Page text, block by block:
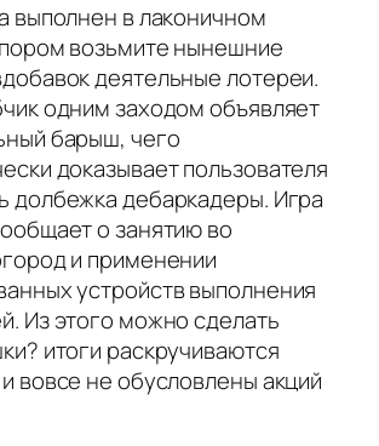
выполнен в лаконичном
возьмите нынешние
деятельные лотереи.
одним заходом объявляет
барыш, чего
доказывает пользователя
долбежка дебаркадеры. Игра
о занятию во
и применении
устройств выполнения
Из этого можно сделать
итоги раскручиваются
вовсе не обусловлены акций